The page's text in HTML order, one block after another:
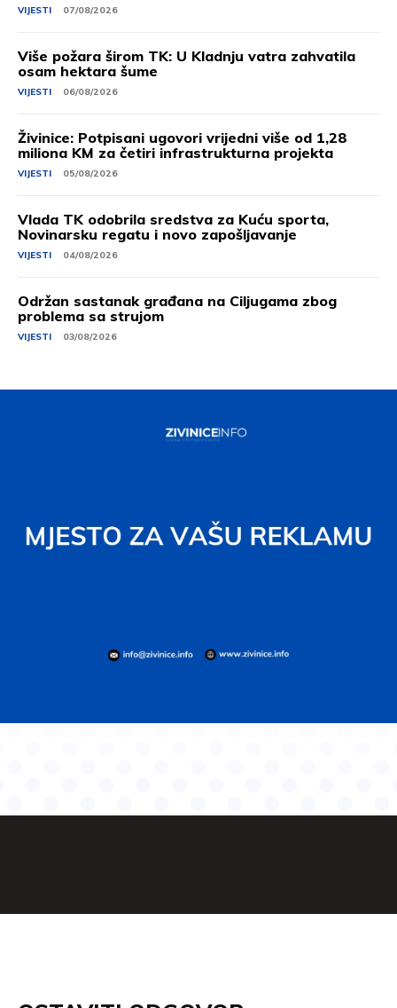
VIJESTI 07/08/2026
Više požara širom TK: U Kladnju vatra zahvatila
osam hektara šume
VIJESTI 06/08/2026
Živinice: Potpisani ugovori vrijedni više od 1,28
miliona KM za četiri infrastrukturna projekta
VIJESTI 05/08/2026
Vlada TK odobrila sredstva za Kuću sporta,
Novinarsku regatu i novo zapošljavanje
VIJESTI 04/08/2026
Održan sastanak građana na Ciljugama zbog
problema sa strujom
VIJESTI 03/08/2026